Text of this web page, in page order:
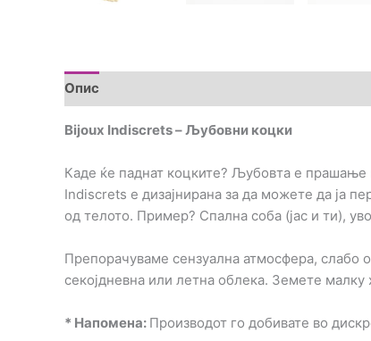
Опис
Bijoux Indiscrets – Љубовни коцки
Каде ќе паднат коцките? Љубовта е прашање
Indiscrets е дизајнирана за да можете да ја
од телото. Пример? Спална соба (јас и ти),
Препорачуваме сензуална атмосфера, слабо
секојдневна или летна облека. Земете малку
* Напомена: Производот го добивате во